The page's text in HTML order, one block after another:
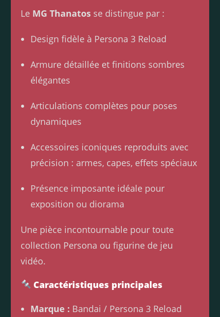
Le MG Thanatos se distingue par :
Design fidèle à Persona 3 Reload
Armure détaillée et finitions sombres
élégantes
Articulations complètes pour poses
dynamiques
Accessoires iconiques reproduits avec
précision : armes, capes, effets spéciaux
Présence imposante idéale pour
exposition ou diorama
Une pièce incontournable pour toute
collection Persona ou figurine de jeu
vidéo.
Caractéristiques principales
Marque : Bandai / Persona 3 Reload